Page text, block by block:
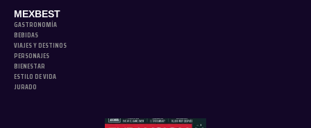
MEXBEST
GASTRONOMÍA
BEBIDAS
VIAJES Y DESTINOS
PERSONAJES
BIENESTAR
ESTILO DE VIDA
JURADO